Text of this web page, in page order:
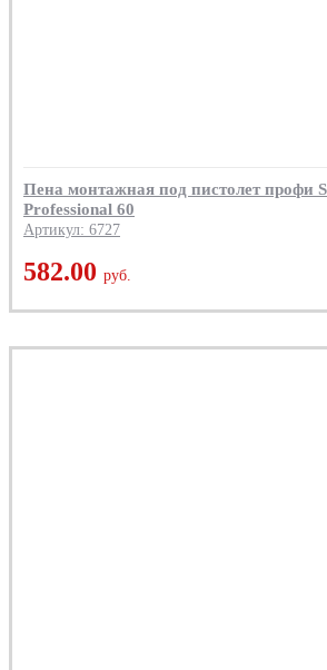
Пена монтажная под пистолет профи
Professional 60
Артикул: 6727
582.00 руб.